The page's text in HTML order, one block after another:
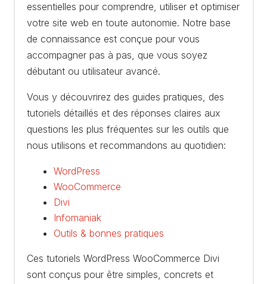
essentielles pour comprendre, utiliser et optimiser
votre site web en toute autonomie. Notre base
de connaissance est conçue pour vous
accompagner pas à pas, que vous soyez
débutant ou utilisateur avancé.
Vous y découvrirez des guides pratiques, des
tutoriels détaillés et des réponses claires aux
questions les plus fréquentes sur les outils que
nous utilisons et recommandons au quotidien:
WordPress
WooCommerce
Divi
Infomaniak
Outils & bonnes pratiques
Ces tutoriels WordPress WooCommerce Divi
sont conçus pour être simples, concrets et